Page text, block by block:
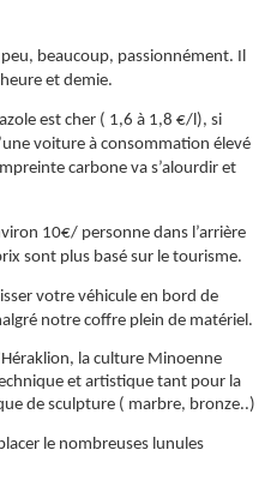
beaucoup, passionnément. Il
et demie.
est cher ( 1,6 à 1,8 €/l), si
voiture à consommation élevé
carbone va s’alourdir et
10€/ personne dans l’arrière
sont plus basé sur le tourisme.
votre véhicule en bord de
notre coffre plein de matériel.
la culture Minoenne
et artistique tant pour la
de sculpture ( marbre, bronze..)
le nombreuses lunules